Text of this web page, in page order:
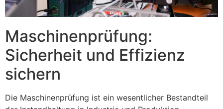
Maschinenprüfung:
Sicherheit und Effizienz
sichern
Die Maschinenprüfung ist ein wesentlicher Bestandteil